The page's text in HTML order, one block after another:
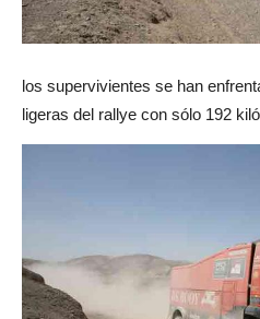
los supervivientes se han
ligeras del rallye con sólo 192